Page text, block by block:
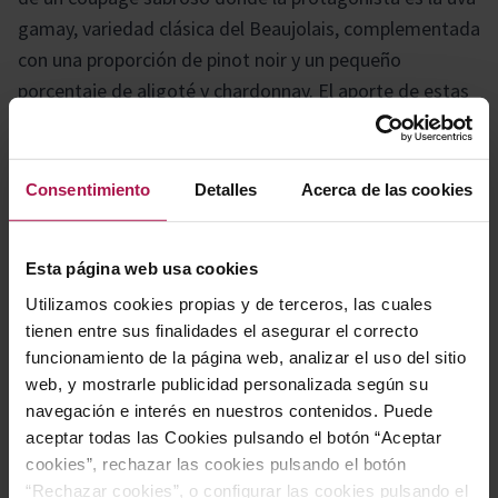
Consentimiento Detalles Acerca de las cookies
Esta página web usa cookies
Utilizamos cookies propias y de terceros, las cuales
tienen entre sus finalidades el asegurar el correcto
funcionamiento de la página web, analizar el uso del sitio
web, y mostrarle publicidad personalizada según su
navegación e interés en nuestros contenidos. Puede
aceptar todas las Cookies pulsando el botón “Aceptar
cookies”, rechazar las cookies pulsando el botón
“Rechazar cookies”, o configurar las cookies pulsando el
gamay, variedad clásica del Beaujolais, complementada
con una proporción de pinot noir y un pequeño
porcentaje de aligoté y chardonnay. El aporte de estas
uvas blancas realza la sensación de frescura y
jugosidad, dando como resultado un vino muy
accesible, de carácter amable y especialmente indicado
para quienes buscan tintos ligeros y revitalizantes
Gastronomía
Marida a la perfección con aperitivos, carnes blancas y
rojas, así como embutidos.